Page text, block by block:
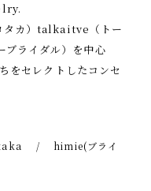
カ）talkaitve（トー
ライダル）を中心
をセレクトしたコンセ
/ himie(ブライ